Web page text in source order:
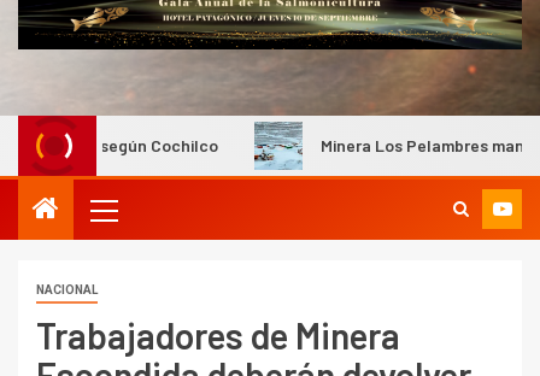
Cochilco Minera Los Pelambres mantiene
NACIONAL
Trabajadores de Minera